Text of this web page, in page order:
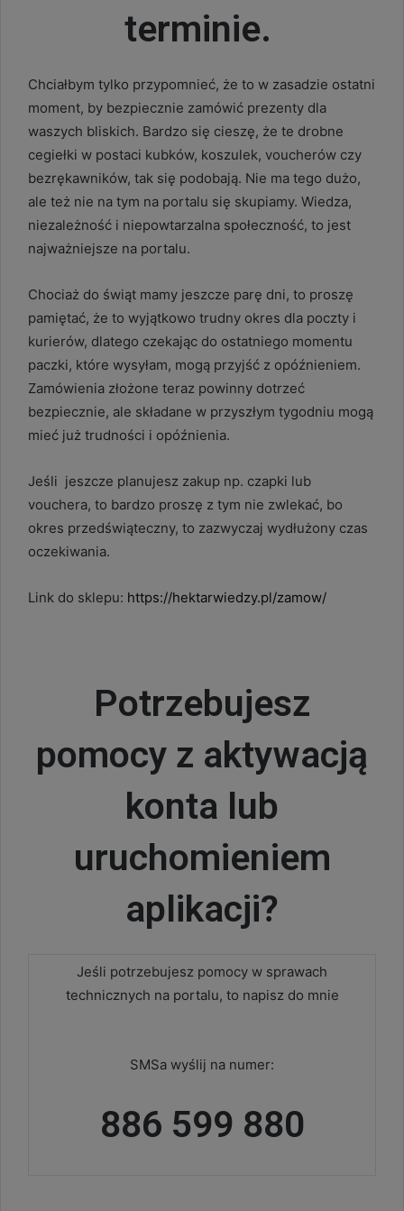
terminie.
Chciałbym tylko przypomnieć, że to w zasadzie ostatni
moment, by bezpiecznie zamówić prezenty dla
waszych bliskich. Bardzo się cieszę, że te drobne
cegiełki w postaci kubków, koszulek, voucherów czy
bezrękawników, tak się podobają. Nie ma tego dużo,
ale też nie na tym na portalu się skupiamy. Wiedza,
niezależność i niepowtarzalna społeczność, to jest
najważniejsze na portalu.
Chociaż do świąt mamy jeszcze parę dni, to proszę
pamiętać, że to wyjątkowo trudny okres dla poczty i
kurierów, dlatego czekając do ostatniego momentu
paczki, które wysyłam, mogą przyjść z opóźnieniem.
Zamówienia złożone teraz powinny dotrzeć
bezpiecznie, ale składane w przyszłym tygodniu mogą
mieć już trudności i opóźnienia.
Jeśli jeszcze planujesz zakup np. czapki lub
vouchera, to bardzo proszę z tym nie zwlekać, bo
okres przedświąteczny, to zazwyczaj wydłużony czas
oczekiwania.
Link do sklepu: https://hektarwiedzy.pl/zamow/
Potrzebujesz
pomocy z aktywacją
konta lub
uruchomieniem
aplikacji?
Jeśli potrzebujesz pomocy w sprawach
technicznych na portalu, to napisz do mnie
SMSa wyślij na numer:
886 599 880